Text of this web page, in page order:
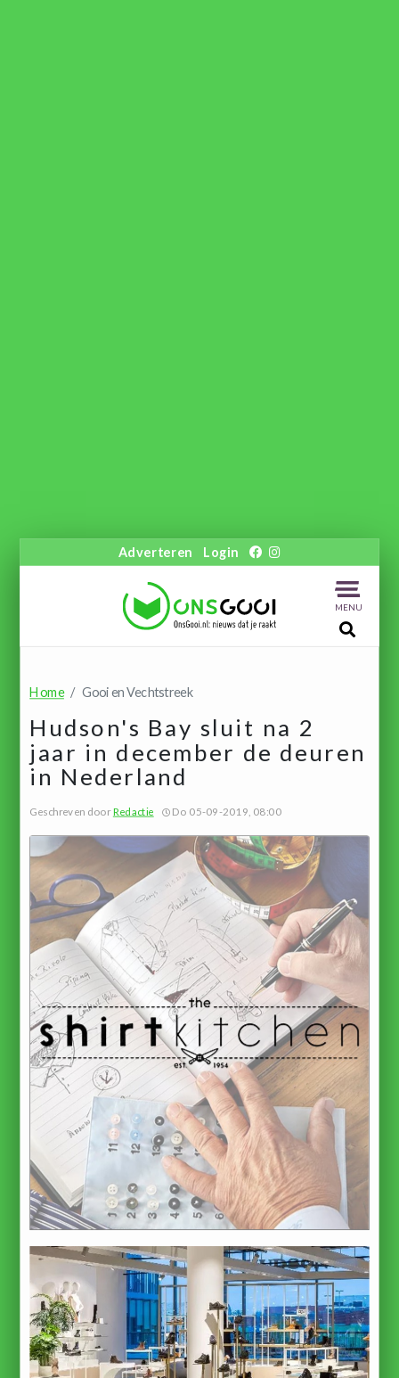
Adverteren Login
MENU
Home Gooi en Vechtstreek
Hudson's Bay sluit na 2
jaar in december de deuren
in Nederland
Geschreven doorRedactie Do 05-09-2019, 08:00